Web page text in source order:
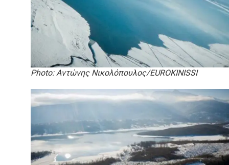
Photo: Αντώνης Νικολόπουλος/EUROKINISSI